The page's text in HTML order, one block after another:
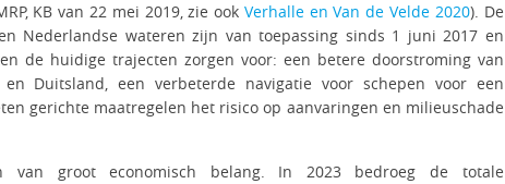
KB van 22 mei 2019, zie ook Verhalle en Van de Velde 2020). De
Nederlandse wateren zijn van toepassing sinds 1 juni 2017 en
de huidige trajecten zorgen voor: een betere doorstroming van
Duitsland, een verbeterde navigatie voor schepen voor een
gerichte maatregelen het risico op aanvaringen en milieuschade
van groot economisch belang. In 2023 bedroeg de totale